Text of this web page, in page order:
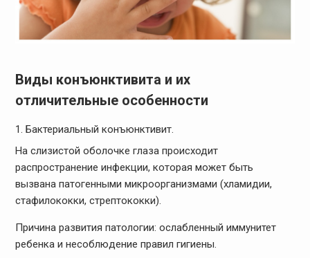
Виды конъюнктивита и их
отличительные особенности
Бактериальный конъюнктивит.
На слизистой оболочке глаза происходит
распространение инфекции, которая может быть
вызвана патогенными микроорганизмами (хламидии,
стафилококки, стрептококки).
Причина развития патологии: ослабленный иммунитет
ребенка и несоблюдение правил гигиены.